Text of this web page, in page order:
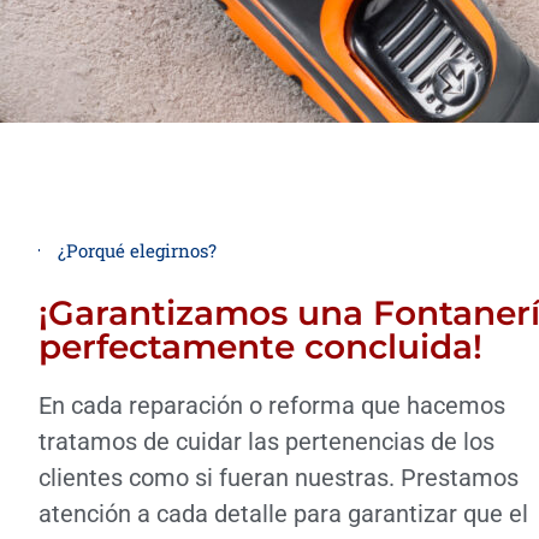
¿Porqué elegirnos?
¡Garantizamos una
perfectamente concluida!
En cada reparación o reforma que hacemos
tratamos de cuidar las pertenencias de los
clientes como si fueran nuestras. Prestamos
atención a cada detalle para garantizar que el